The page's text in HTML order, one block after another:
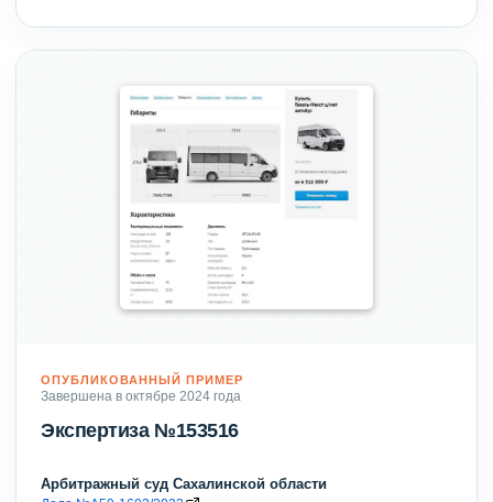
ОПУБЛИКОВАННЫЙ ПРИМЕР
Завершена в октябре 2024 года
Экспертиза №153516
Арбитражный суд Сахалинской области